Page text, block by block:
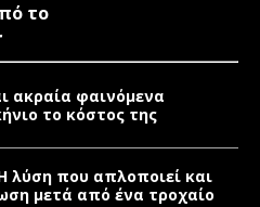
το
ακραία φαινόμενα
το κόστος της
λύση που απλοποιεί και
μετά από ένα τροχαίο